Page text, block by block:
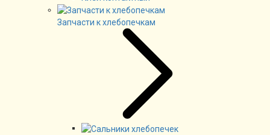
Запчасти к хлебопечкам